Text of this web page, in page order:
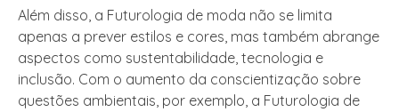
Além disso, a Futurologia de moda não se limita
apenas a prever estilos e cores, mas também abrange
aspectos como sustentabilidade, tecnologia e
inclusão. Com o aumento da conscientização sobre
questões ambientais, por exemplo, a Futurologia de